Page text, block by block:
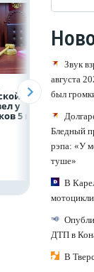
у
5 млн
Звук
августа
был
Бледный
рэпа: «У
туше»
В
ДТП в
В